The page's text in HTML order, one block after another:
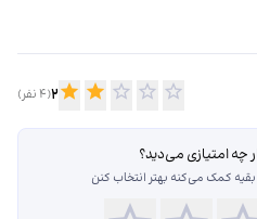
2
(
4نفر)
امتیازی می‌دید؟
کمک می‌کنه بهتر انتخاب کنن